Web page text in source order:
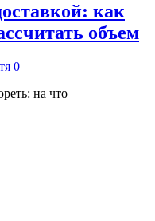
как
объем
0